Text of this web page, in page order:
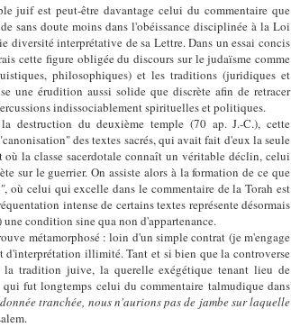
juif est peut-être davantage celui du commentaire que
sans doute moins dans l'obéissance disciplinée à la Loi
diversité interprétative de sa Lettre. Dans un essai concis
cette figure obligée du discours sur le judaïsme comme
philosophiques) et les traditions (juridiques et
une érudition aussi solide que discrète afin de retracer
indissociablement spirituelles et politiques.
destruction du deuxième temple (70 ap. J.-C.), cette
des textes sacrés, qui avait fait d'eux la seule
la classe sacerdotale connaît un véritable déclin, celui
sur le guerrier. On assiste alors à la formation de ce que
, où celui qui excelle dans le commentaire de la Torah est
intense de certains textes représente désormais
condition sine qua non d'appartenance.
métamorphosé : loin d'un simple contrat (je m'engage
d'interprétation illimité. Tant et si bien que la controverse
la tradition juive, la querelle exégétique tenant lieu de
fut longtemps celui du commentaire talmudique dans
tranchée, nous n'aurions pas de jambe sur laquelle